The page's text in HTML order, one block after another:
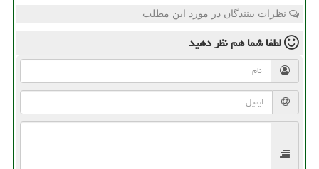
نظرات بینندگان در مورد این مطلب
لطفا شما همنظر دهید